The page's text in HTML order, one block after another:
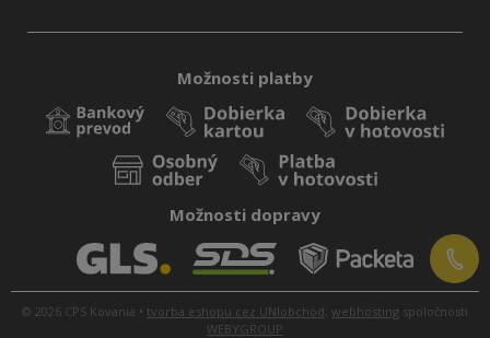
Možnosti platby
Možnosti dopravy
© 2026 CPS Kovania • tvorba eshopu cez UNIobchod, webhosting spoločnosti
WEBYGROUP